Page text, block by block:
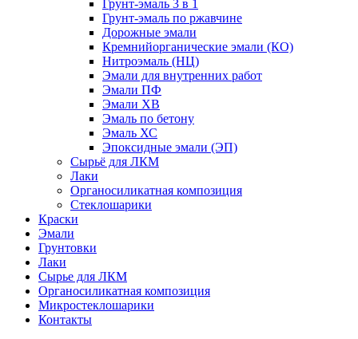
Грунт-эмаль 3 в 1
Грунт-эмаль по ржавчине
Дорожные эмали
Кремнийорганические эмали (КО)
Нитроэмаль (НЦ)
Эмали для внутренних работ
Эмали ПФ
Эмали ХВ
Эмаль по бетону
Эмаль ХС
Эпоксидные эмали (ЭП)
Сырьё для ЛКМ
Лаки
Органосиликатная композиция
Стеклошарики
Краски
Эмали
Грунтовки
Лаки
Сырье для ЛКМ
Органосиликатная композиция
Микростеклошарики
Контакты